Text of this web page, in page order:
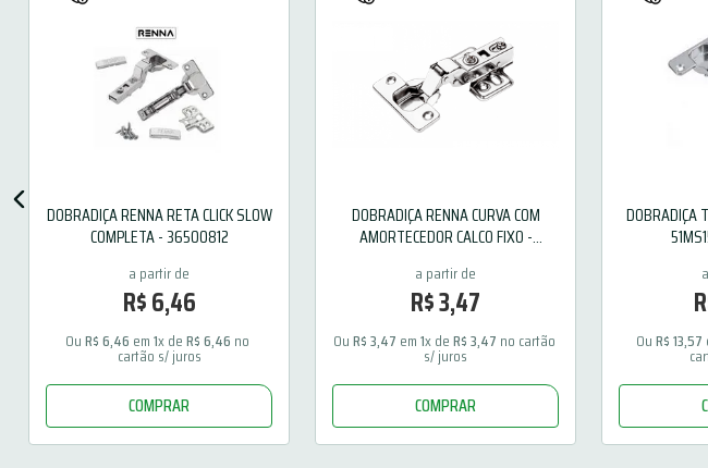
DOBRADIÇA RENNA RETA CLICK SLOW
COMPLETA - 36500812
R$6,46
Ou R$6,46 em 1x de R$6,46 no
cartão s/ juros
COMPRAR
DOBRADIÇA RENNA CURVA COM
AMORTECEDOR CALCO FIXO -
R$3,47
Ou R$3,47 em 1x de R$3,47 no cartão
s/ juros
COMPRAR
DOBRADIÇA
Ou R$13,57